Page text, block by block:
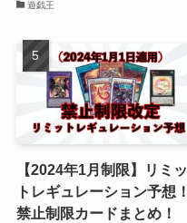
遊戯王
【2024年1月制限】リミッ
トレギュレーション予想！
禁止制限カードまとめ！